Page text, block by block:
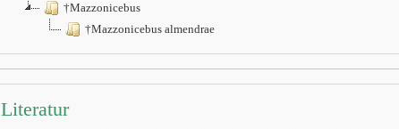
†Mazzonicebus
†Mazzonicebus almendrae
Literatur